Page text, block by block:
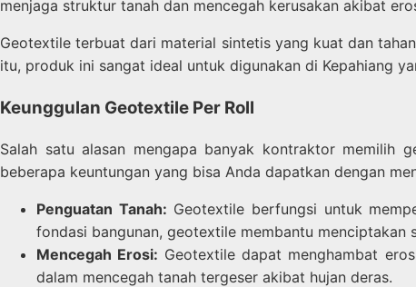
menjaga struktur tanah dan mencegah kerusakan akibat
Geotextile terbuat dari material sintetis yang kuat dan
itu, produk ini sangat ideal untuk digunakan di Kepahiang
Keunggulan Geotextile Per Roll
Salah satu alasan mengapa banyak kontraktor memilih
beberapa keuntungan yang bisa Anda dapatkan dengan
Penguatan Tanah: Geotextile berfungsi untuk
fondasi bangunan, geotextile membantu menciptakan
Mencegah Erosi: Geotextile dapat menghambat
dalam mencegah tanah tergeser akibat hujan deras.